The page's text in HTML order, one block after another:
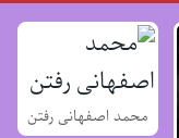
محمد اصفهانی رفتن